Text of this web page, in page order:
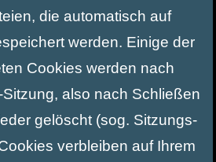
die automatisch auf
werden. Einige der
Cookies werden nach
also nach Schließen
gelöscht (sog. Sitzungs-
verbleiben auf Ihrem